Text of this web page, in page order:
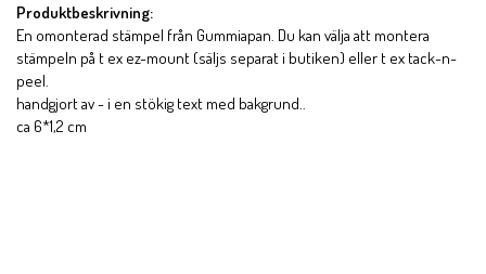
Produktbeskrivning:
En omonterad stämpel från Gummiapan. Du kan välja att montera
stämpeln på t ex ez-mount (säljs separat i butiken) eller t ex tack-n-
peel.
handgjort av - i en stökig text med bakgrund..
ca 6*1,2 cm